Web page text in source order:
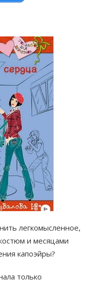
легкомысленное,
и месяцами
капоэйры?
только